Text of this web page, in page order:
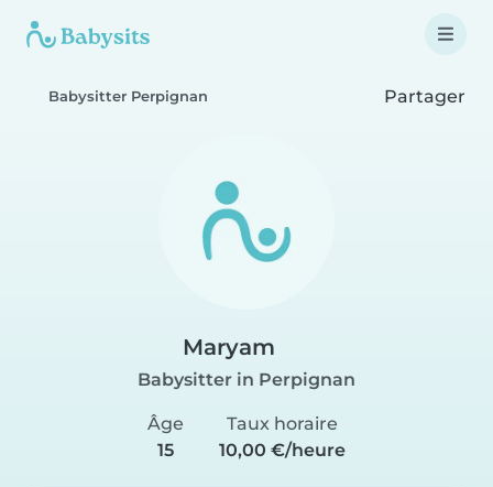
Babysitter Perpignan Partager
Maryam
Babysitter in Perpignan
Âge
15
Taux horaire
10,00 €/heure